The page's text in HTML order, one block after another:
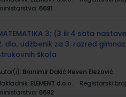
6681
3; (3 ili 4 sata
dio, udžbenik za 3. razred
škola
Branimir Dakić Neven Elezović
ELEMENT d.o.o.
Registarski broj
6682